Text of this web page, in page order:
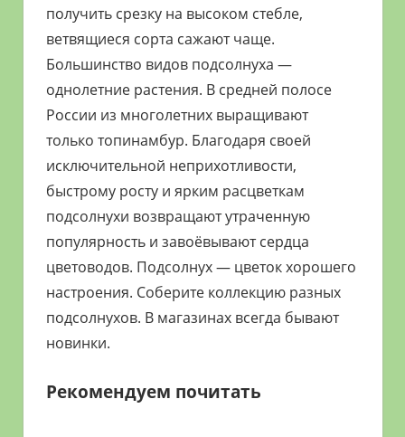
получить срезку на высоком стебле,
ветвящиеся сорта сажают чаще.
Большинство видов подсолнуха —
однолетние растения. В средней полосе
России из многолетних выращивают
только топинамбур. Благодаря своей
исключительной неприхотливости,
быстрому росту и ярким расцветкам
подсолнухи возвращают утраченную
популярность и завоёвывают сердца
цветоводов. Подсолнух — цветок хорошего
настроения. Соберите коллекцию разных
подсолнухов. В магазинах всегда бывают
новинки.
Рекомендуем почитать